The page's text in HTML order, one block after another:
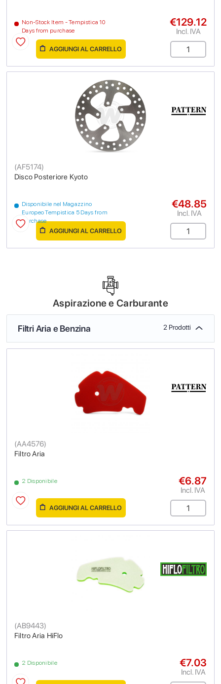
Non-Stock Item - Tempistica 10
Days from purchase
€129.12
Incl. IVA
AGGIUNGI AL CARRELLO
Disco Posteriore Kyoto
(AF5174)
Disponibile nel Magazzino
Europeo Tempistica 5 Days from
purchase
€48.85
Incl. IVA
AGGIUNGI AL CARRELLO
Aspirazione e Carburante
Filtri Aria e Benzina 2 Prodotti
Filtro Aria
(AA4576)
2 Disponibile €6.87
Incl. IVA
AGGIUNGI AL CARRELLO
Filtro Aria HiFlo
(AB9443)
2 Disponibile €7.03
Incl. IVA